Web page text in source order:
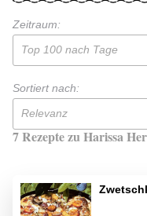
Zeitraum:
Top 100 nach Tage
Sortiert nach:
Relevanz
7 Rezepte zu Harissa